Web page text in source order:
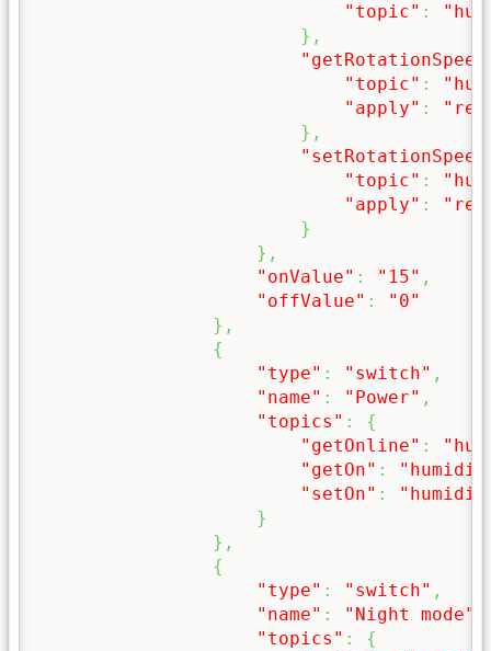
"topic" :
} ,
"topic" :
"apply" :
} ,
"topic" :
"apply" :
}
} ,
"onValue" : "15" ,
"offValue" :
"0"
} ,
{
"type" : "switch" ,
"name" : "Power" ,
"topics" :
{
"getOnline" :
"getOn" :
"setOn" :
}
} ,
{
"type" : "switch" ,
"name" : "Night mode"
"topics" :
{